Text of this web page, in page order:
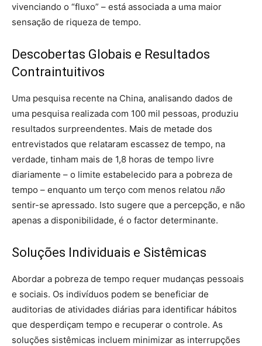
vivenciando o “fluxo” – está associada a uma maior
sensação de riqueza de tempo.
Descobertas Globais e Resultados
Contraintuitivos
Uma pesquisa recente na China, analisando dados de
uma pesquisa realizada com 100 mil pessoas, produziu
resultados surpreendentes. Mais de metade dos
entrevistados que relataram escassez de tempo, na
verdade, tinham mais de 1,8 horas de tempo livre
diariamente – o limite estabelecido para a pobreza de
tempo – enquanto um terço com menos relatou não
sentir-se apressado. Isto sugere que a percepção, e não
apenas a disponibilidade, é o factor determinante.
Soluções Individuais e Sistêmicas
Abordar a pobreza de tempo requer mudanças pessoais
e sociais. Os indivíduos podem se beneficiar de
auditorias de atividades diárias para identificar hábitos
que desperdiçam tempo e recuperar o controle. As
soluções sistêmicas incluem minimizar as interrupções